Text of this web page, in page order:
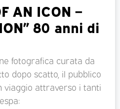
AN ICON –
80 anni di
fotografica curata da
dopo scatto, il pubblico
viaggio attraverso i tanti